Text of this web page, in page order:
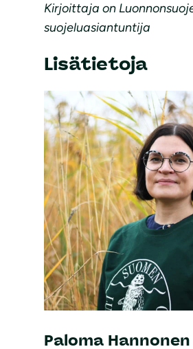
Kirjoittaja on
suojeluasiantuntija
Lisätietoja
Paloma Hannonen